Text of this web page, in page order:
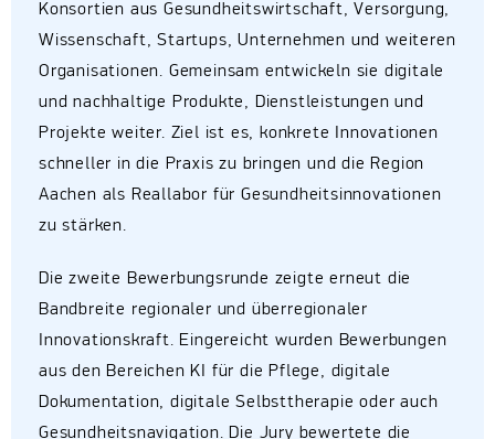
Konsortien aus Gesundheitswirtschaft, Versorgung,
Wissenschaft, Startups, Unternehmen und weiteren
Organisationen. Gemeinsam entwickeln sie digitale
und nachhaltige Produkte, Dienstleistungen und
Projekte weiter. Ziel ist es, konkrete Innovationen
schneller in die Praxis zu bringen und die Region
Aachen als Reallabor für Gesundheitsinnovationen
zu stärken.
Die zweite Bewerbungsrunde zeigte erneut die
Bandbreite regionaler und überregionaler
Innovationskraft. Eingereicht wurden Bewerbungen
aus den Bereichen KI für die Pflege, digitale
Dokumentation, digitale Selbsttherapie oder auch
Gesundheitsnavigation. Die Jury bewertete die